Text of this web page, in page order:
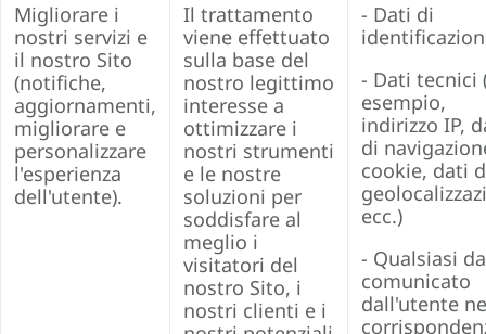
Migliorare i
nostri servizi e
il nostro Sito
(notifiche,
aggiornamenti,
migliorare e
personalizzare
l'esperienza
dell'utente).
Il trattamento
viene effettuato
sulla base del
nostro legittimo
interesse a
ottimizzare i
nostri strumenti
e le nostre
soluzioni per
soddisfare al
meglio i
visitatori del
nostro Sito, i
nostri clienti e i
- Dati di
- Dati tecnici
esempio,
indirizzo IP,
di
cookie, dati
ecc.)
- Qualsiasi
comunicato
dall'utente